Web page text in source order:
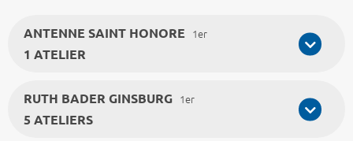
ANTENNE SAINT HONORE 1er
1 ATELIER
RUTH BADER GINSBURG 1er
5 ATELIERS